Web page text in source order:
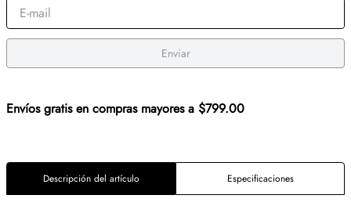
Enviar
Envíos gratis en compras mayores a $799.00
Descripción del artículo Especificaciones